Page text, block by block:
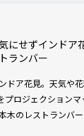
にせずインド
ランバー
ドア花見。天気や
ロジェクション
木のレストランバ